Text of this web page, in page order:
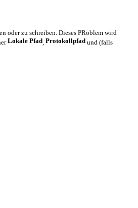
oder zu schreiben. Dieses PRoblem wird
Lokale Pfad Protokollpfad und (falls